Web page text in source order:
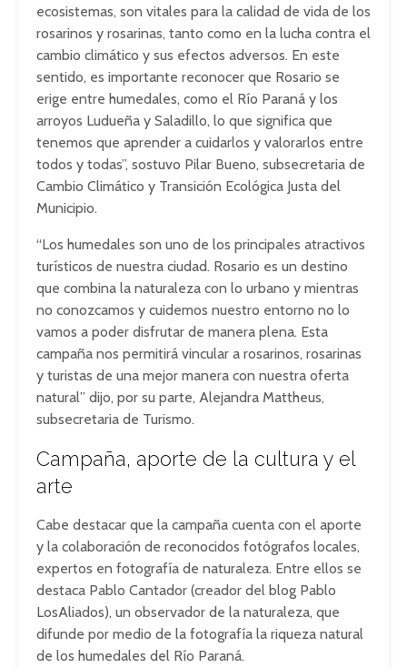
ecosistemas, son vitales para la calidad de vida de los
rosarinos y rosarinas, tanto como en la lucha contra el
cambio climático y sus efectos adversos. En este
sentido, es importante reconocer que Rosario se
erige entre humedales, como el Río Paraná y los
arroyos Ludueña y Saladillo, lo que significa que
tenemos que aprender a cuidarlos y valorarlos entre
todos y todas”, sostuvo Pilar Bueno, subsecretaria de
Cambio Climático y Transición Ecológica Justa del
Municipio.
“Los humedales son uno de los principales atractivos
turísticos de nuestra ciudad. Rosario es un destino
que combina la naturaleza con lo urbano y mientras
no conozcamos y cuidemos nuestro entorno no lo
vamos a poder disfrutar de manera plena. Esta
campaña nos permitirá vincular a rosarinos, rosarinas
y turistas de una mejor manera con nuestra oferta
natural” dijo, por su parte, Alejandra Mattheus,
subsecretaria de Turismo.
Campaña, aporte de la cultura y el
arte
Cabe destacar que la campaña cuenta con el aporte
y la colaboración de reconocidos fotógrafos locales,
expertos en fotografía de naturaleza. Entre ellos se
destaca Pablo Cantador (creador del blog Pablo
LosAliados), un observador de la naturaleza, que
difunde por medio de la fotografía la riqueza natural
de los humedales del Río Paraná.